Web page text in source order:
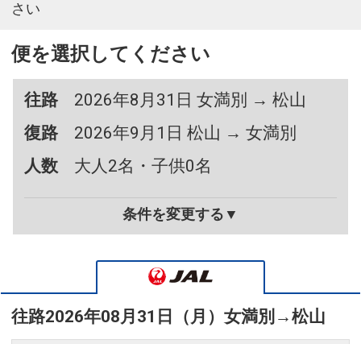
さい
便を選択してください
往路
2026年8月31日 女満別 → 松山
復路
2026年9月1日 松山 → 女満別
人数
大人2名・子供0名
条件を変更する▼
往路2026年08月31日（月） 女満別 →松山